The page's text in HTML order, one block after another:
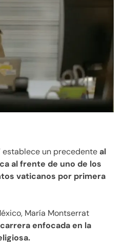
establece un precedenteal
al frente de uno de los
vaticanos por primera
María Montserrat
enfocada en la